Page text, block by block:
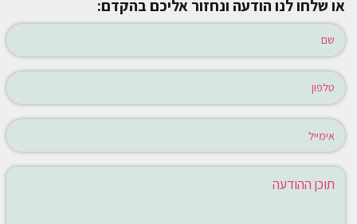
או שלחו לנו הודעה ונחזור אליכם בהקדם: